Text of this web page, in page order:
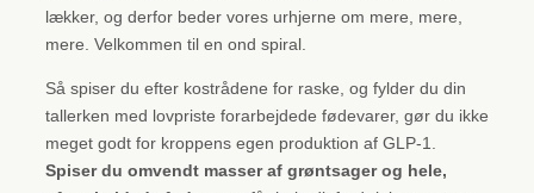
lækker, og derfor beder vores urhjerne om mere, mere,
mere. Velkommen til en ond spiral.
Så spiser du efter kostrådene for raske, og fylder du din
tallerken med lovpriste forarbejdede fødevarer, gør du ikke
meget godt for kroppens egen produktion af GLP-1.
Spiser du omvendt masser af grøntsager og hele,